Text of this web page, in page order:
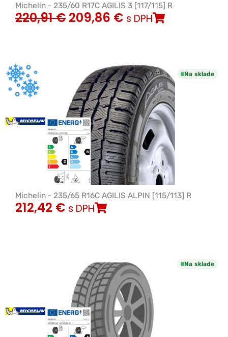
Michelin - 235/60 R17C AGILIS 3 [117/115] R
220,91€ 209,86 € s DPH
Na sklade
Michelin - 235/65 R16C AGILIS ALPIN [115/113] R
212,42 € s DPH
Na sklade